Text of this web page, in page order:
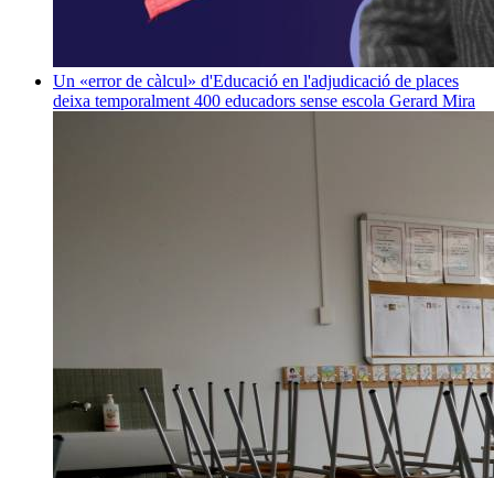
Un «error de càlcul» d'Educació en l'adjudicació de places
deixa temporalment 400 educadors sense escola Gerard Mira